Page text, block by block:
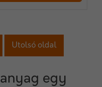
Utolsó oldal
egy